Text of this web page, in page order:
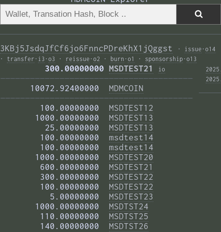
3KBj5JsdqJfCf6jo6FnncPDreKhX1jQggst · issue · o14
· transfer · i3 · o3 · reissue · o2 · burn · o1 · sponsorship · o13
         300.00000000
MSDTEST21 io
———————————————————————————————————————
      10072.92400000
MDMCOIN
———————————————————————————————————————
        100.00000000
MSDTEST12
       1000.00000000
MSDTEST13
         25.00000000
MSDTEST13
        100.00000000
msdtest14
        100.00000000
msdtest14
       1000.00000000
MSDTEST20
        600.00000000
MSDTEST21
        300.00000000
MSDTEST22
        100.00000000
MSDTEST22
          5.00000000
MSDTEST23
       1000.00000000
MSDTST24
        110.00000000
MSDTST25
        140.00000000
MSDTST26